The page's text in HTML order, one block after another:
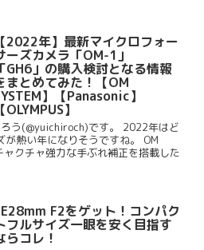
【2022年】最新マイクロフォー
ーズカメラ「OM-1」
「GH6」の購入検討となる情報
まとめてみた！【OM
】【Panasonic】
【OLYMPUS】
う(@yuichiroch)です。 2022年はど
熱い年になりそうですね。 OM
クチャ強力な手ぶれ補正を搭載した
F2をゲット！コンパク
フルサイズ一眼を安く目指す
らコレ！